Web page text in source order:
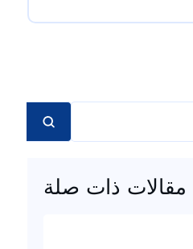
مقالات ذات صلة